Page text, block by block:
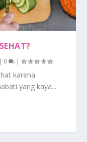
| 0 |
karena
yang kaya...